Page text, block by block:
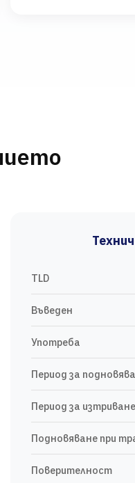
TLD
Въведен
Употреба
Период за
Период за изтриване
Подновяване при
Поверителност